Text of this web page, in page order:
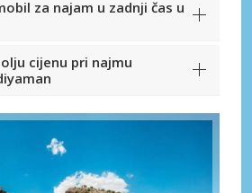
za najam u zadnji čas u
cijenu pri najmu